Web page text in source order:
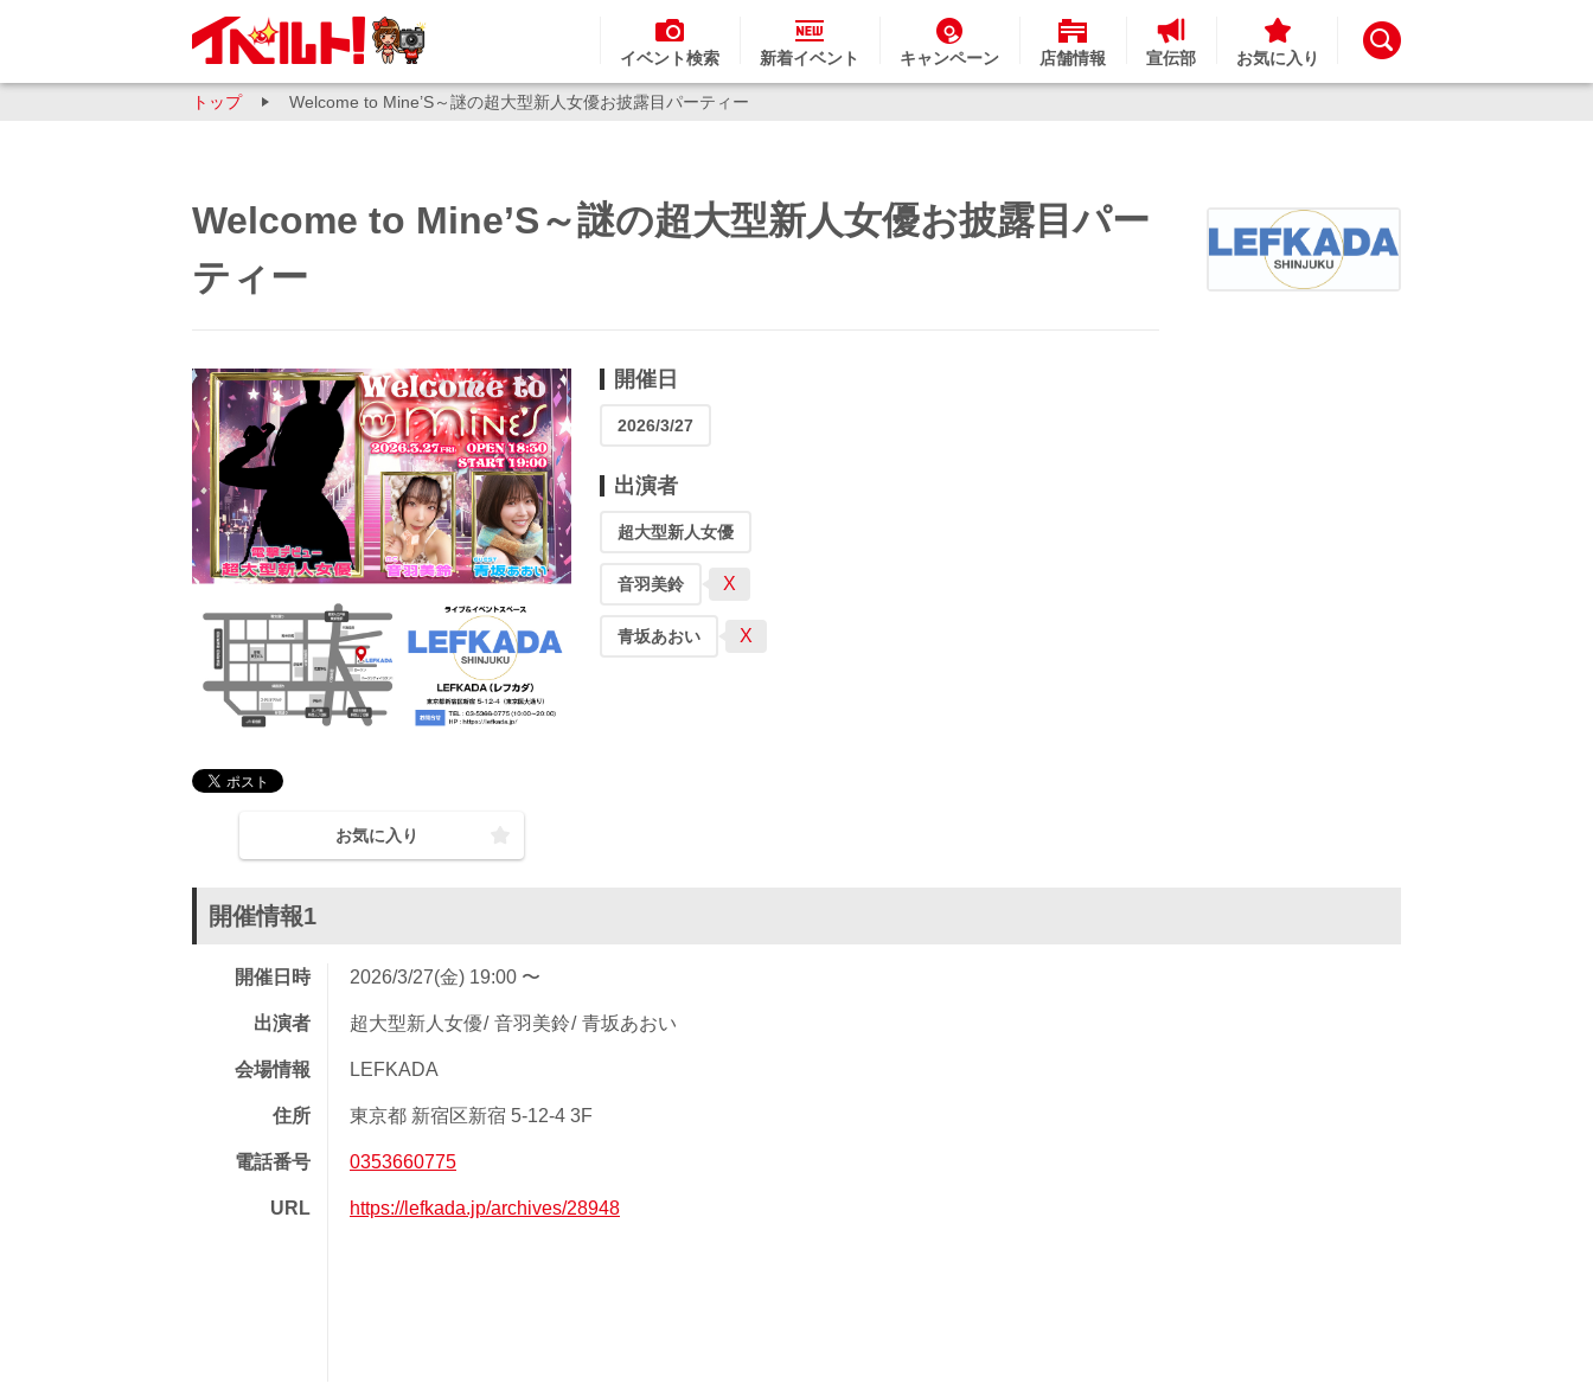
イベント検索 新着イベント キャンペーン 店舗情報 宣伝部 お気に入り
トップ Welcome to Mine’S～謎の超大型新人女優お披露目パーティー
Welcome to Mine’S～謎の超大型新人女優お披露目パー
ティー
お気に入り
開催日
2026/3/27
出演者
超大型新人女優
音羽美鈴 X
青坂あおい X
開催情報1
開催日時 2026/3/27(金) 19:00 〜
出演者 超大型新人女優 音羽美鈴 青坂あおい
会場情報 LEFKADA
住所 東京都 新宿区新宿 5-12-4 3F
電話番号 0353660775
URL https://lefkada.jp/archives/28948